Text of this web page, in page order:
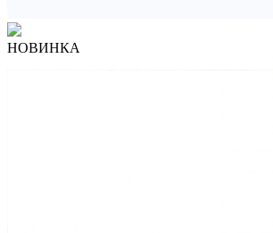
НОВИНКА